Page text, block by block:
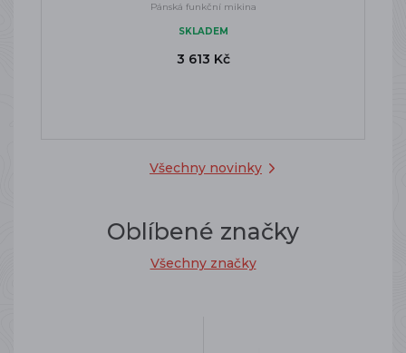
Všechny novinky
Pánská funkční mikina
SKLADEM
3 613 Kč
Oblíbené značky
Všechny značky